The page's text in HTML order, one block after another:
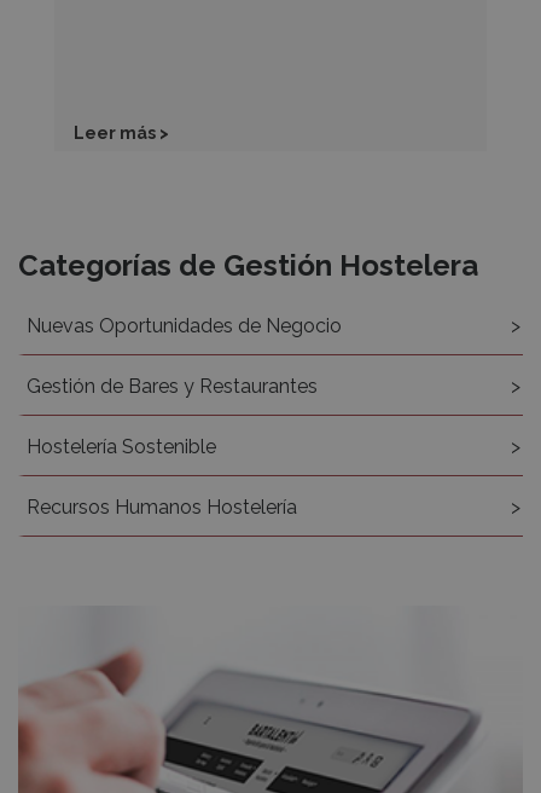
Leer más >
Recursos
Categorías de Gestión Hostelera
Nuevas Oportunidades de Negocio
Gestión de Bares y Restaurantes
Hostelería Sostenible
Recursos Humanos Hostelería